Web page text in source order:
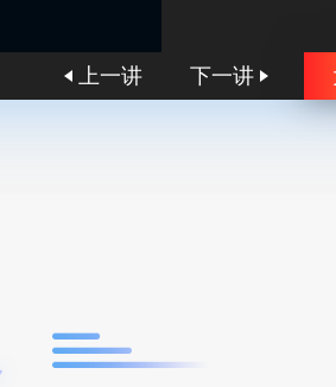
上一讲 下一讲